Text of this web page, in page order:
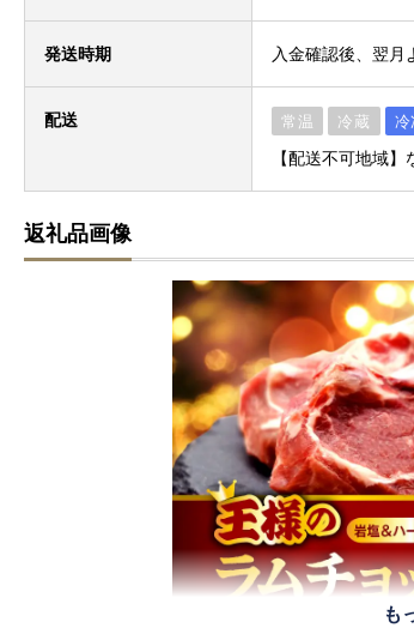
発送時期 入金確認後、翌月
配送 常温 冷蔵 冷
【配送不可地域】
返礼品画像
も